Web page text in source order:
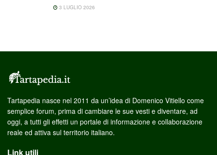
3 LUGLIO 2026
Tartapedia nasce nel 2011 da un’idea di Domenico Vitiello come
semplice forum, prima di cambiare le sue vesti e diventare, ad
oggi, a tutti gli effetti un portale di informazione e collaborazione
reale ed attiva sul territorio italiano.
Link utili